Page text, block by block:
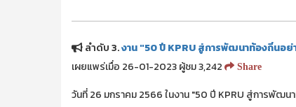
ลำดับ 3.งาน "50 ปี KPRU สู่การพัฒนาท้องถิ่นอ
เผยแพร่เมื่อ 26-01-2023 ผู้ชม 3,242
Share
วันที่ 26 มกราคม 2566 ในงาน "50 ปี KPRU สู่การพัฒ